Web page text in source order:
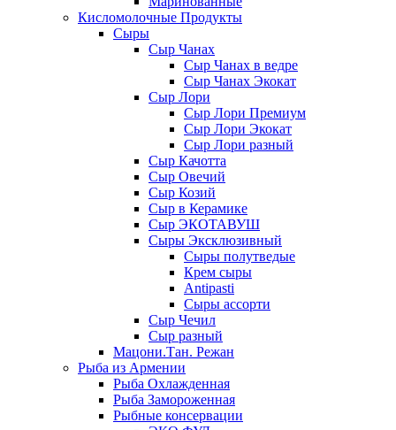
Кисломолочные Продукты
Сыры
Сыр Чанах
Сыр Чанах в ведре
Сыр Чанах Экокат
Сыр Лори
Сыр Лори Премиум
Сыр Лори Экокат
Сыр Лори разный
Сыр Качотта
Сыр Овечий
Сыр Козий
Сыр в Керамике
Сыр ЭКОТАВУШ
Сыры Эксклюзивный
Сыры полутведые
Крем сыры
Antipasti
Сыры ассорти
Сыр Чечил
Сыр разный
Мацони.Тан. Режан
Рыба из Армении
Рыба Охлажденная
Рыба Замороженная
Рыбные консервации